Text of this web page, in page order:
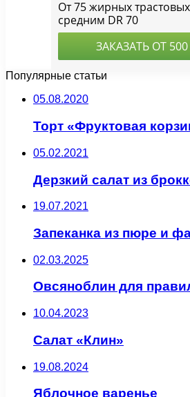
Популярные статьи
05.08.2020
Торт «Фруктовая
05.02.2021
Дерзкий салат из
19.07.2021
Запеканка из пюре и
02.03.2025
Овсяноблин для
10.04.2023
Салат «Клин»
19.08.2024
Яблочное варенье